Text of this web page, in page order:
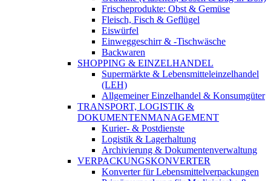
Frischeprodukte: Obst & Gemüse
Fleisch, Fisch & Geflügel
Eiswürfel
Einweggeschirr & -Tischwäsche
Backwaren
SHOPPING & EINZELHANDEL
Supermärkte & Lebensmitteleinzelhandel
(LEH)
Allgemeiner Einzelhandel & Konsumgüter
TRANSPORT, LOGISTIK &
DOKUMENTENMANAGEMENT
Kurier- & Postdienste
Logistik & Lagerhaltung
Archivierung & Dokumentenverwaltung
VERPACKUNGSKONVERTER
Konverter für Lebensmittelverpackungen